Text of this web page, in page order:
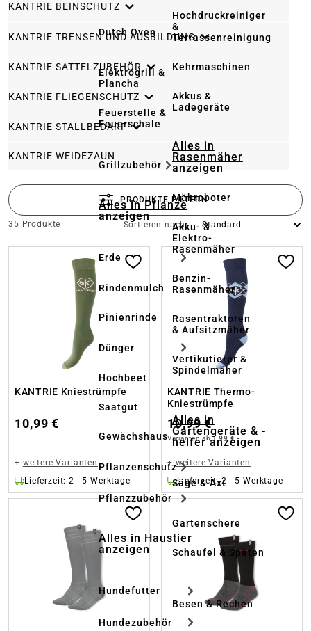
Dutch Oven
Elektrogrill &
Plancha
Feuerstelle &
Feuerschale
Grillzubehör
Alles in Pflanze
anzeigen
Erde
Rindenmulch
Pinienrinde
Dünger
Hochbeet
Saatgut
Gewächshaus
Pflanzenschutz
Pflanzzubehör
Alles in Haustier
anzeigen
Hundefutter
Hundezubehör
Hochdruckreiniger
&
Terrassenreinigung
Kehrmaschinen
Akkus &
Ladegeräte
Alles in
Rasenmäher
anzeigen
Mähroboter
Akku- &
Elektro-
Rasenmäher
Benzin-
Rasenmäher
Rasentraktoren
& Aufsitzmäher
Vertikutierer &
Spindelmäher
Alles in
Gartengeräte & -
helfer anzeigen
Säge & Axt
Gartenschere
Schaufel & Spaten
Besen & Rechen
KANTRIE BEINSCHUTZ
KANTRIE TRENSEN UND AUSBILDUNG
KANTRIE SATTELZUBEHÖR
KANTRIE FLIEGENSCHUTZ
KANTRIE STALLBEDARF
KANTRIE WEIDEZAUN
PRODUKTE FILTERN
35 Produkte Sortieren nach:
KANTRIE Kniestrümpfe
10,99 €
+ weitere Varianten
Lieferzeit: 2 - 5 Werktage
KANTRIE Thermo-
Kniestrümpfe
10,99 €
Varianten ab1,99 €
+ weitere Varianten
Lieferzeit: 2 - 5 Werktage